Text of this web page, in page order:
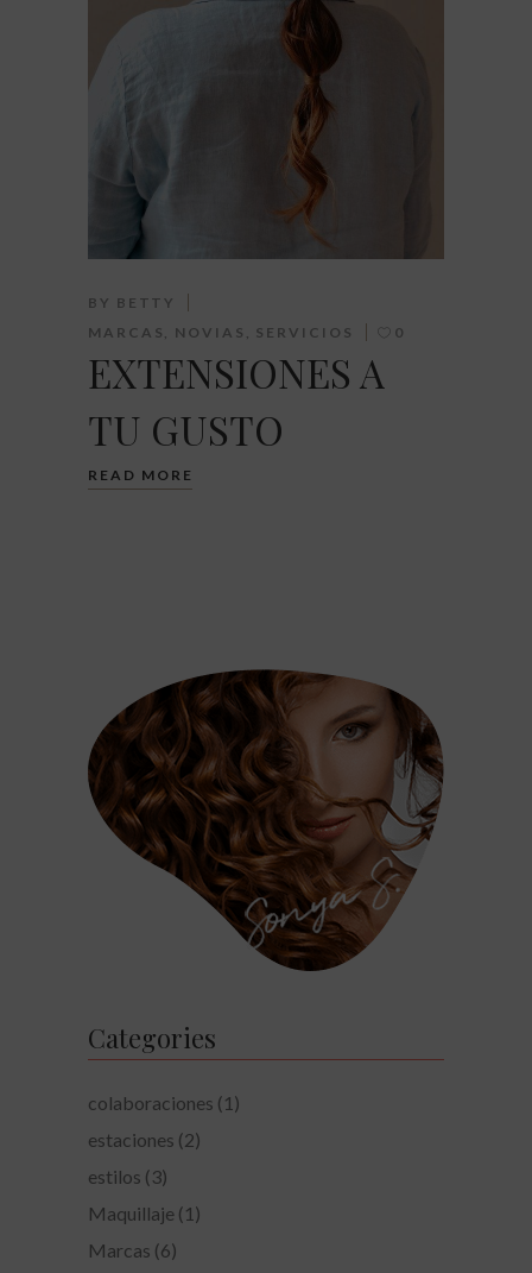
BY BETTY
MARCAS , NOVIAS , SERVICIOS 0
EXTENSIONES A
TU GUSTO
READ MORE
Categories
colaboraciones (1)
estaciones (2)
estilos (3)
Maquillaje (1)
Marcas (6)